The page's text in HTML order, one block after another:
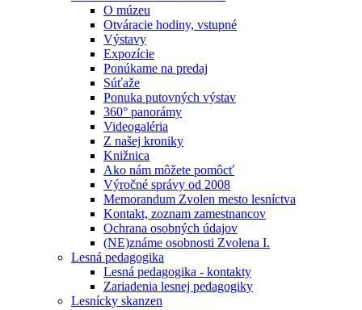
O múzeu
Otváracie hodiny, vstupné
Výstavy
Expozície
Ponúkame na predaj
Súťaže
Ponuka putovných výstav
360° panorámy
Videogaléria
Z našej kroniky
Knižnica
Ako nám môžete pomôcť
Výročné správy od 2008
Memorandum Zvolen mesto lesníctva
Kontakt, zoznam zamestnancov
Ochrana osobných údajov
(NE)známe osobnosti Zvolena I.
Lesná pedagogika
Lesná pedagogika - kontakty
Zariadenia lesnej pedagogiky
Lesnícky skanzen